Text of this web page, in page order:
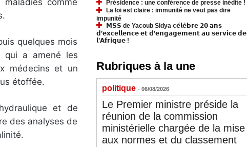
comme
quelques mois
qui a amené les
médecins et un
étoffée.
et de
des analyses de
Présidence : une conférence de presse inédite !
La loi est claire : immunité ne veut pas dire
impunité
𝗠𝗦𝗦 de Yacoub Sidya 𝗰𝗲́𝗹𝗲̀𝗯𝗿𝗲 𝟮𝟬 𝗮𝗻𝘀
𝗱’𝗲𝘅𝗰𝗲𝗹𝗹𝗲𝗻𝗰𝗲 𝗲𝘁 𝗱’𝗲𝗻𝗴𝗮𝗴𝗲𝗺𝗲𝗻𝘁 𝗮𝘂 𝘀𝗲𝗿𝘃𝗶𝗰𝗲 𝗱𝗲
𝗹’𝗔𝗳𝗿𝗶𝗾𝘂𝗲 !
Rubriques à la une
politique - 06/08/2026
Le Premier ministre préside la
réunion de la commission
ministérielle chargée de la mise
aux normes et du classement